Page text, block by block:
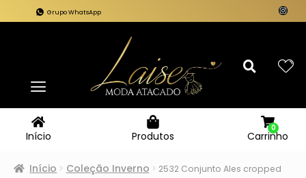
Grupo WhatsApp
Início Produtos Carrinho
0
Início Coleção Inverno
2532 Conjunto Ales cropped